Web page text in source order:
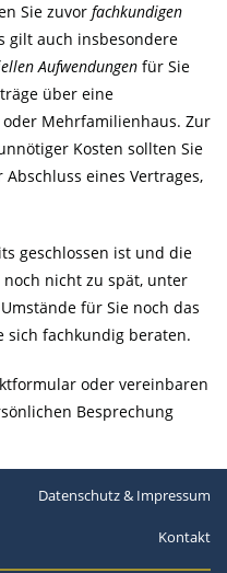
Sie zuvor fachkundigen
gilt auch insbesondere
Aufwendungen für Sie
über eine
Mehrfamilienhaus. Zur
Kosten sollten Sie
eines Vertrages,
geschlossen ist und die
nicht zu spät, unter
für Sie noch das
sich fachkundig beraten.
oder vereinbaren
Besprechung
Datenschutz & Impressum
Kontakt